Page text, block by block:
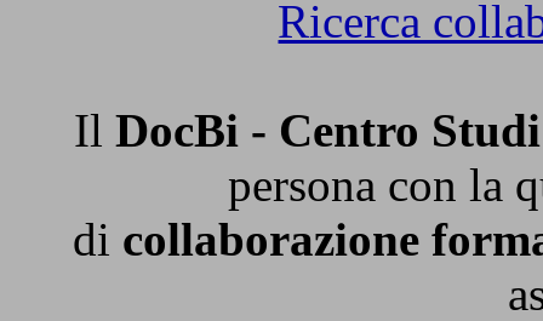
Ricerca
Il DocBi - Centro
persona con la
di collaborazione